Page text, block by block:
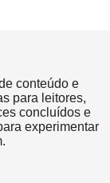
conteúdo e
para leitores,
concluídos e
experimentar